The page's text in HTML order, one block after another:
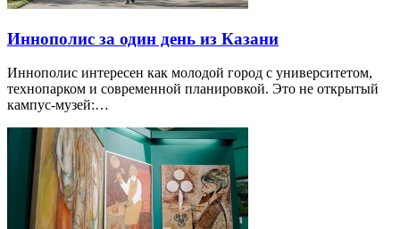
Иннополис за один день из Казани
Иннополис интересен как молодой город с университетом,
технопарком и современной планировкой. Это не открытый
кампус-музей:…